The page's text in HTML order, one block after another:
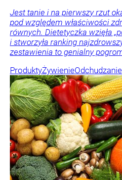
Jest tanie i na pierwszy rzut
pod względem właściwości
równych. Dietetyczka wzięła
i stworzyła ranking
zestawienia to genialny
ProduktyŻywienieOdchudzanie